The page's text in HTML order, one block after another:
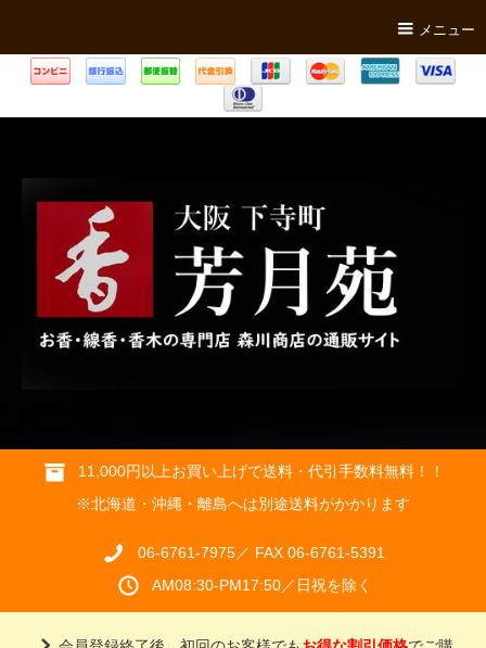
メニュー
11,000円以上お買い上げで送料・代引手数料無料！！
※北海道・沖縄・離島へは別途送料がかかります
06-6761-7975／ FAX 06-6761-5391
AM08:30-PM17:50／日祝を除く